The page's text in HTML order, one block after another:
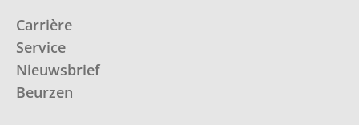
Carrière
Service
Nieuwsbrief
Beurzen